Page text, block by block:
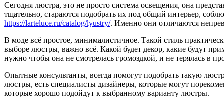
Сегодня люстра, это не просто система освещения, она
тщательно, стараются подобрать их под общий интерьер,
https://larteluce.ru/catalog/lyustry/. Именно они отличаются
В моде всё простое, минималистичное. Такой стиль
выборе люстры, важно всё. Какой будет декор, какие будут
нужно чтобы она не смотрелась громоздкой, и не терялась в
Опытные консультанты, всегда помогут подобрать такую
люстры, есть специалисты дизайнеры, которые могут
которые хорошо подойдут к выбранному варианту люстры.